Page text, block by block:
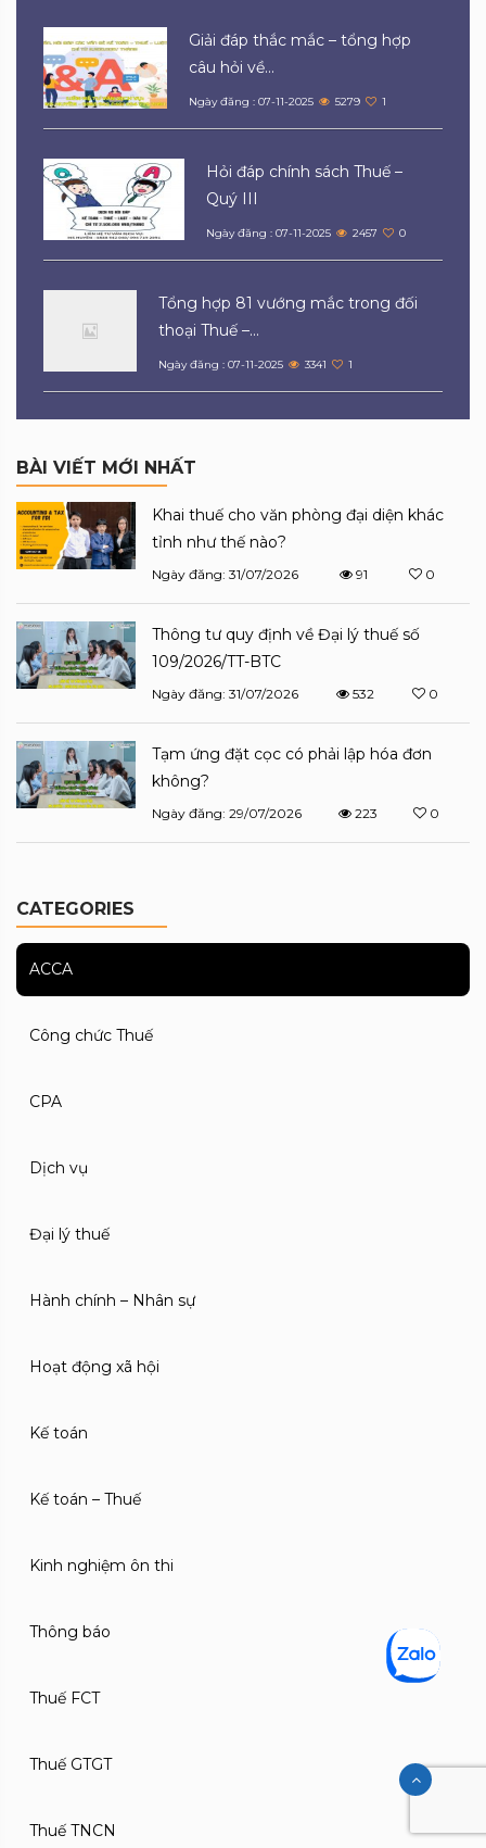
Giải đáp thắc mắc – tổng hợp
câu hỏi về...
Ngày đăng : 07-11-2025 5279 1
Hỏi đáp chính sách Thuế –
Quý III
Ngày đăng : 07-11-2025 2457 0
Tổng hợp 81 vướng mắc trong đối
thoại Thuế –...
Ngày đăng : 07-11-2025 3341 1
BÀI VIẾT MỚI NHẤT
Khai thuế cho văn phòng đại diện khác
tỉnh như thế nào?
Ngày đăng: 31/07/2026 91 0
Thông tư quy định về Đại lý thuế số
109/2026/TT-BTC
Ngày đăng: 31/07/2026 532 0
Tạm ứng đặt cọc có phải lập hóa đơn
không?
Ngày đăng: 29/07/2026 223 0
CATEGORIES
ACCA
Công chức Thuế
CPA
Dịch vụ
Đại lý thuế
Hành chính – Nhân sự
Hoạt động xã hội
Kế toán
Kế toán – Thuế
Kinh nghiệm ôn thi
Thông báo
Thuế FCT
Thuế GTGT
Thuế TNCN